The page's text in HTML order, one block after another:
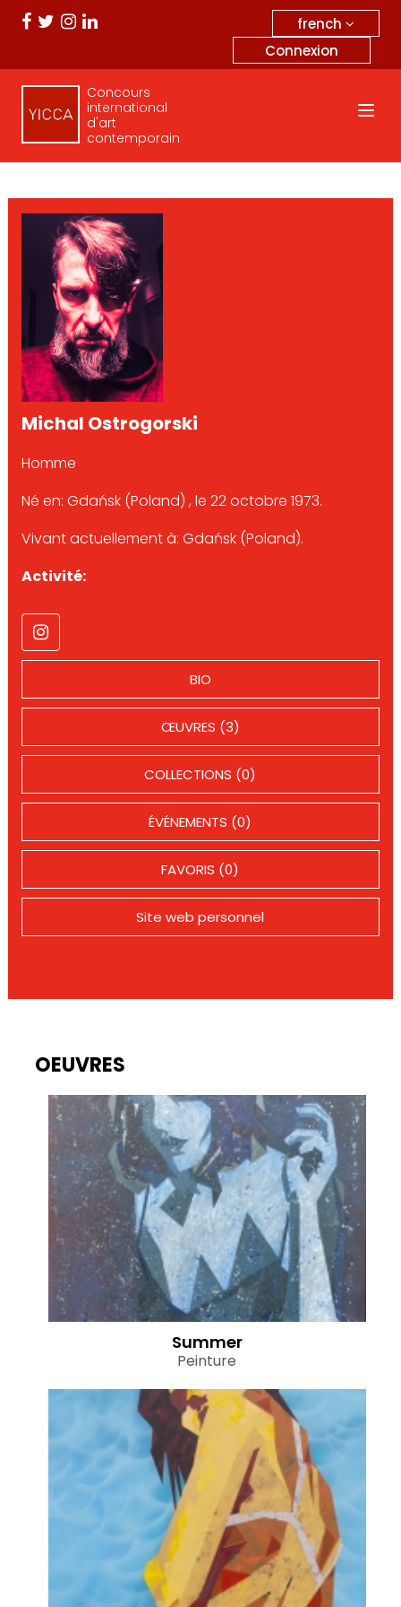
french
Connexion
Concours
international
d'art
contemporain
Michal Ostrogorski
Homme
Né en: Gdańsk (Poland) , le 22 octobre 1973.
Vivant actuellement à: Gdańsk (Poland).
Activité:
BIO
ŒUVRES (3)
COLLECTIONS (0)
ÉVÉNEMENTS (0)
FAVORIS (0)
Site web personnel
OEUVRES
Summer
Peinture